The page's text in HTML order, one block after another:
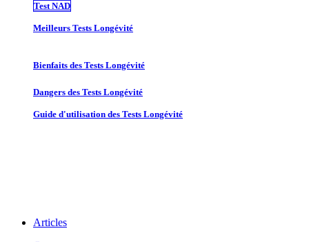
Test NAD
Meilleurs Tests Longévité
Bienfaits des Tests Longévité
Dangers des Tests Longévité
Guide d'utilisation des Tests Longévité
Articles